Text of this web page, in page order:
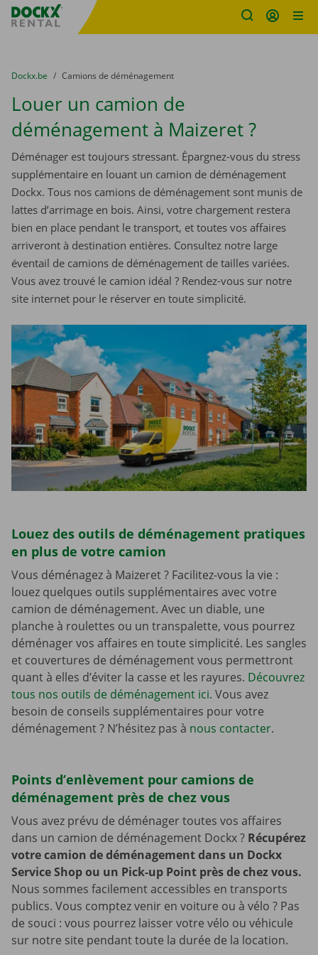
sitename
You are here:
du
Dockx.be to
Camions de déménagement
Louer un camion de
déménagement à Maizeret ?
Déménager est toujours stressant. Épargnez-vous du stress
supplémentaire en louant un camion de déménagement
Dockx. Tous nos camions de déménagement sont munis de
lattes d’arrimage en bois. Ainsi, votre chargement restera
bien en place pendant le transport, et toutes vos affaires
arriveront à destination entières. Consultez notre large
éventail de camions de déménagement de tailles variées.
Vous avez trouvé le camion idéal ? Rendez-vous sur notre
site internet pour le réserver en toute simplicité.
Louez des outils de déménagement pratiques
en plus de votre camion
Vous déménagez à Maizeret ? Facilitez-vous la vie :
louez quelques outils supplémentaires avec votre
camion de déménagement. Avec un diable, une
planche à roulettes ou un transpalette, vous pourrez
déménager vos affaires en toute simplicité. Les sangles
et couvertures de déménagement vous permettront
quant à elles d’éviter la casse et les rayures. Découvrez
tous nos outils de déménagement ici. Vous avez
besoin de conseils supplémentaires pour votre
déménagement ? N’hésitez pas à nous contacter.
Points d’enlèvement pour camions de
déménagement près de chez vous
Vous avez prévu de déménager toutes vos affaires
dans un camion de déménagement Dockx ? Récupérez
votre camion de déménagement dans un Dockx
Service Shop ou un Pick-up Point près de chez vous.
Nous sommes facilement accessibles en transports
publics. Vous comptez venir en voiture ou à vélo ? Pas
de souci : vous pourrez laisser votre vélo ou véhicule
sur notre site pendant toute la durée de la location.